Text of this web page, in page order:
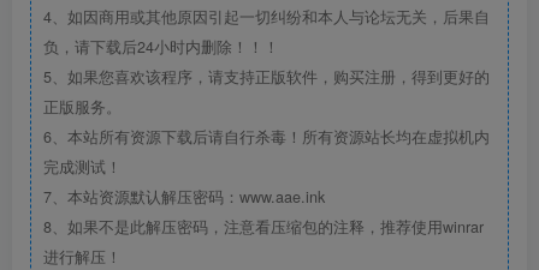
4、如因商用或其他原因引起一切纠纷和本人与论坛无关，后果自
负，请下载后24小时内删除！！！
5、如果您喜欢该程序，请支持正版软件，购买注册，得到更好的
正版服务。
6、本站所有资源下载后请自行杀毒！所有资源站长均在虚拟机内
完成测试！
7、本站资源默认解压密码：www.aae.ink
8、如果不是此解压密码，注意看压缩包的注释，推荐使用winrar
进行解压！